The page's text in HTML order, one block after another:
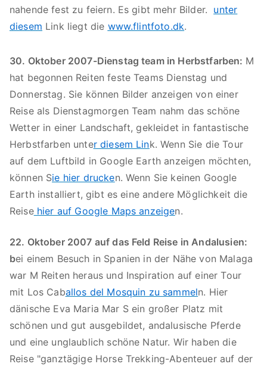
nahende fest zu feiern. Es gibt mehr Bilder. unter
diesem Link liegt die www.flintfoto.dk.
30. Oktober 2007-Dienstag team in Herbstfarben: M
hat begonnen Reiten feste Teams Dienstag und
Donnerstag. Sie können Bilder anzeigen von einer
Reise als Dienstagmorgen Team nahm das schöne
Wetter in einer Landschaft, gekleidet in fantastische
Herbstfarben unter diesem Link. Wenn Sie die Tour
auf dem Luftbild in Google Earth anzeigen möchten,
können Sie hier drucken. Wenn Sie keinen Google
Earth installiert, gibt es eine andere Möglichkeit die
Reisehier auf Google Maps anzeigen.
22. Oktober 2007 auf das Feld Reise in Andalusien:
bei einem Besuch in Spanien in der Nähe von Malaga
war M Reiten heraus und Inspiration auf einer Tour
mit Los Caballos del Mosquin zu sammeln. Hier
dänische Eva Maria Mar S ein großer Platz mit
schönen und gut ausgebildet, andalusische Pferde
und eine unglaublich schöne Natur. Wir haben die
Reise "ganztägige Horse Trekking-Abenteuer auf der